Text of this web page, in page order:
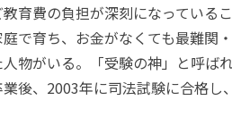
育費の負担が深刻になっている
で育ち、お金がなくても最難関
物がいる。「受験の神」と呼ば
後、2003年に司法試験に合格し